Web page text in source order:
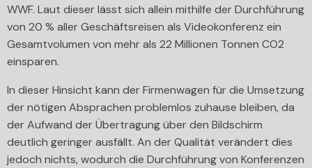
WWF. Laut dieser lässt sich allein mithilfe der Durchführung
von 20 % aller Geschäftsreisen als Videokonferenz ein
Gesamtvolumen von mehr als 22 Millionen Tonnen CO2
einsparen.
In dieser Hinsicht kann der Firmenwagen für die Umsetzung
der nötigen Absprachen problemlos zuhause bleiben, da
der Aufwand der Übertragung über den Bildschirm
deutlich geringer ausfällt. An der Qualität verändert dies
jedoch nichts, wodurch die Durchführung von Konferenzen